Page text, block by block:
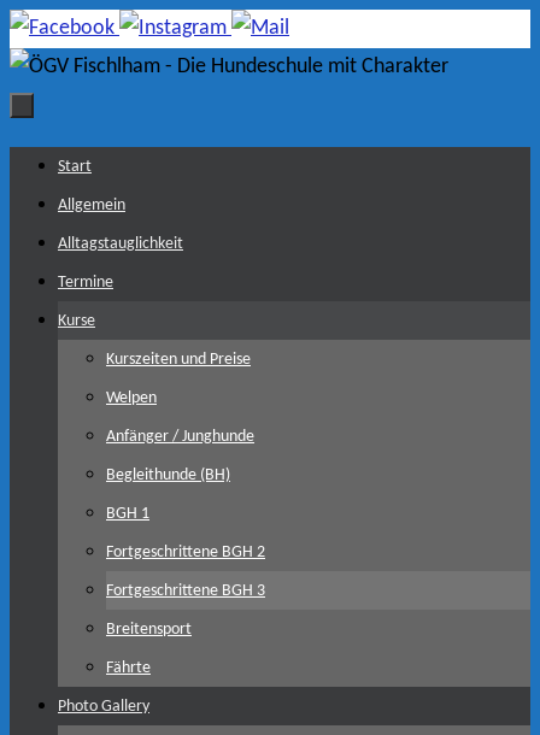
Zum
Inhalt
Zum
Inhalt
springen
Start
Allgemein
Alltagstauglichkeit
Termine
Kurse
Kurszeiten und Preise
Welpen
Anfänger / Junghunde
Begleithunde (BH)
BGH 1
Fortgeschrittene BGH 2
Fortgeschrittene BGH 3
Breitensport
Fährte
Photo Gallery